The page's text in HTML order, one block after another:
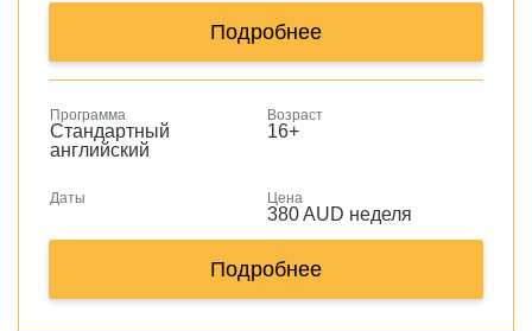
Подробнее
Программа
Стандартный
английский
Возраст
16+
Даты Цена
380 AUD неделя
Подробнее